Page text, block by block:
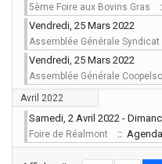
5ème Foire aux Bovins Gras
Vendredi, 25 Mars 2022
Assemblée Générale Syndicat
Vendredi, 25 Mars 2022
Assemblée Générale Coopelso
Avril 2022
Samedi, 2 Avril 2022 -
Foire de Réalmont :: Agenda